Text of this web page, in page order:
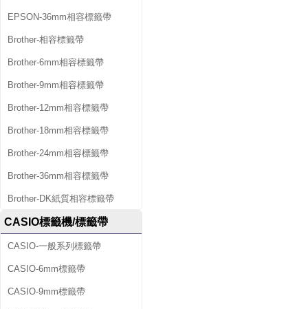
EPSON-36mm相容標籤帶
Brother-相容標籤帶
Brother-6mm相容標籤帶
Brother-9mm相容標籤帶
Brother-12mm相容標籤帶
Brother-18mm相容標籤帶
Brother-24mm相容標籤帶
Brother-36mm相容標籤帶
Brother-DK紙質相容標籤帶
CASIO標籤機/標籤帶
CASIO-一般系列標籤帶
CASIO-6mm標籤帶
CASIO-9mm標籤帶